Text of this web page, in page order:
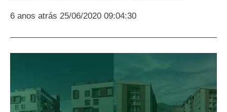
6 anos atrás 25/06/2020 09:04:30